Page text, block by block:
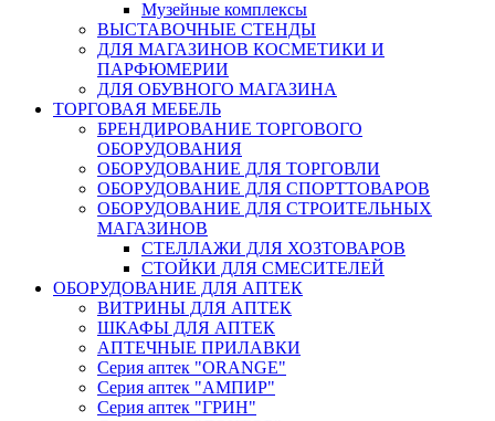
Музейные комплексы
ВЫСТАВОЧНЫЕ СТЕНДЫ
ДЛЯ МАГАЗИНОВ КОСМЕТИКИ И
ПАРФЮМЕРИИ
ДЛЯ ОБУВНОГО МАГАЗИНА
ТОРГОВАЯ МЕБЕЛЬ
БРЕНДИРОВАНИЕ ТОРГОВОГО
ОБОРУДОВАНИЯ
ОБОРУДОВАНИЕ ДЛЯ ТОРГОВЛИ
ОБОРУДОВАНИЕ ДЛЯ СПОРТТОВАРОВ
ОБОРУДОВАНИЕ ДЛЯ СТРОИТЕЛЬНЫХ
МАГАЗИНОВ
СТЕЛЛАЖИ ДЛЯ ХОЗТОВАРОВ
СТОЙКИ ДЛЯ СМЕСИТЕЛЕЙ
ОБОРУДОВАНИЕ ДЛЯ АПТЕК
ВИТРИНЫ ДЛЯ АПТЕК
ШКАФЫ ДЛЯ АПТЕК
АПТЕЧНЫЕ ПРИЛАВКИ
Серия аптек "ORANGE"
Серия аптек "АМПИР"
Серия аптек "ГРИН"